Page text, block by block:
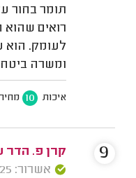
תומר בחור
רואים שהוא
לעומק. הוא
ומשרה
איכות 10 מחיר
קרן פ. הדר
אשרור: 13/07/2025
9